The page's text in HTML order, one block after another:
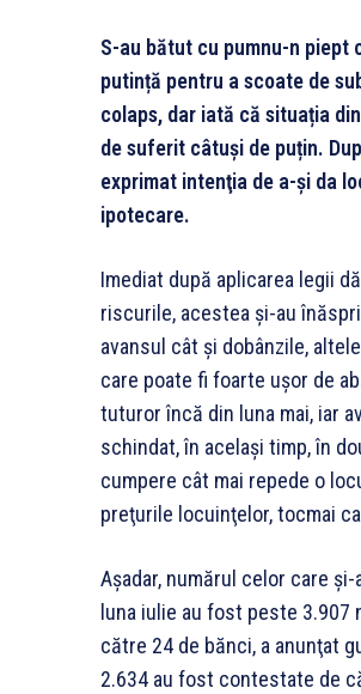
S-au bătut cu pumnu-n
putință pentru a scoate de
colaps, dar iată că situația
de suferit câtuși de puțin.
exprimat intenţia de a-şi da
ipotecare.
Imediat după aplicarea legii
riscurile, acestea și-au
avansul cât şi dobânzile,
care poate fi foarte uşor de
tuturor încă din luna mai, iar
schindat, în același timp, în
cumpere cât mai repede o
preţurile locuinţelor, tocmai
Așadar, numărul celor care
luna iulie au fost peste
către 24 de bănci, a anunţat
2.634 au fost contestate de